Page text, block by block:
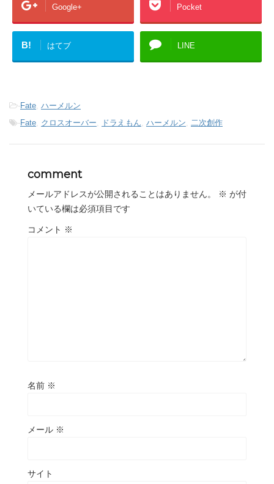
Google+ Pocket
B! はてブ LINE
-Fate ハーメルン
-Fate クロスオーバー ドラえもん ハーメルン 二次創作
comment
メールアドレスが公開されることはありません。 ※ が付
いている欄は必須項目です
コメント ※
名前 ※
メール ※
サイト